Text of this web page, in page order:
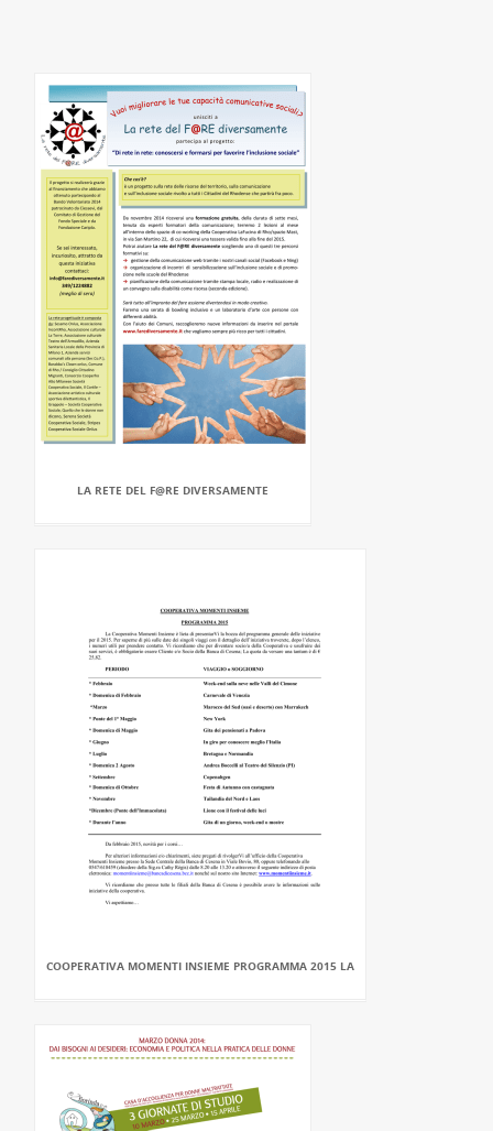
LA RETE DEL F@RE DIVERSAMENTE
COOPERATIVA MOMENTI INSIEME PROGRAMMA 2015 LA